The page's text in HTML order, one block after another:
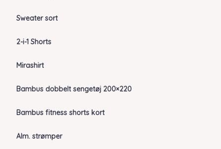
Sweater sort
2-i-1 Shorts
Mirashirt
Bambus dobbelt sengetøj 200×220
Bambus fitness shorts kort
Alm. strømper